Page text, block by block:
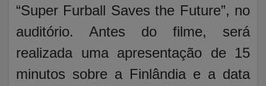
“Super Furball Saves the Future”, no
auditório. Antes do filme, será
realizada uma apresentação de 15
minutos sobre a Finlândia e a data